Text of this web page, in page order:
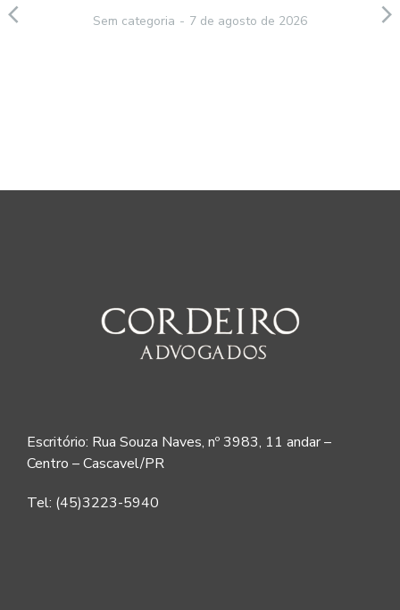
Sem categoria 7 de agosto de 2026
Escritório: Rua Souza Naves, nº 3983, 11 andar –
Centro – Cascavel/PR
Tel: (45)3223-5940